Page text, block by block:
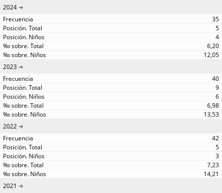
2024
35
5
4
6,20
12,05
2023
40
9
6
6,98
13,53
2022
42
5
3
7,23
14,21
2021